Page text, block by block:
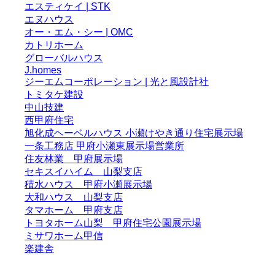
エスティケイ | STK
エヌハウス
オー・エム・シー | OMC
カトリホーム
グローバルハウス
J.homes
ジーエムコーポレーション | 光と風設計社
トミタケ建設
中山技建
西甲府住宅
旭化成ヘーベルハウス 小瀬けやき通り住宅展示場
一条工務店 甲府小瀬東展示場営業所
住友林業 甲府展示場
セキスイハイム 山梨支店
積水ハウス 甲府小瀬展示場
大和ハウス 山梨支店
タマホーム 甲府支店
トヨタホーム山梨 甲府住宅公園展示場
ミサワホーム甲信
楽建舎